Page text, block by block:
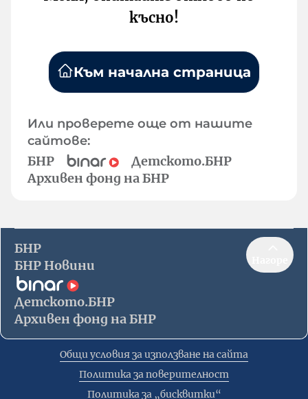
късно!
Към начална страница
Или проверете още от нашите
сайтове:
БНР
Детското.БНР
Архивен фонд на БНР
БНР
БНР Новини
Детското.БНР
Архивен фонд на БНР
Общи условия за използване на сайта
Политика за поверителност
Политика за „бисквитки“